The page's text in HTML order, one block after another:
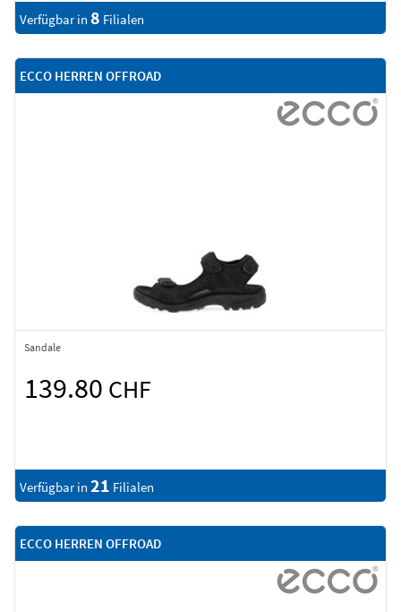
Verfügbar in 8 Filialen
ECCO HERREN OFFROAD
Sandale
139.80 CHF
Verfügbar in 21 Filialen
ECCO HERREN OFFROAD